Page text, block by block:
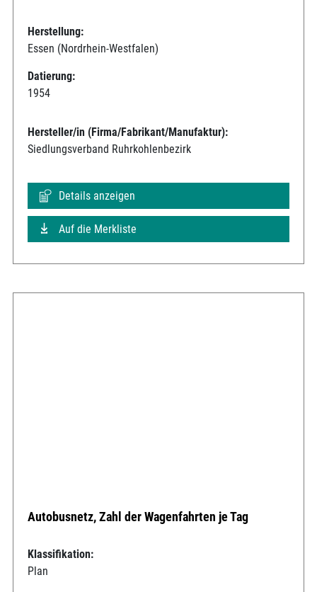
Herstellung:
Essen (Nordrhein-Westfalen)
Datierung:
1954
Hersteller/in (Firma/Fabrikant/Manufaktur):
Siedlungsverband Ruhrkohlenbezirk
Details anzeigen
Auf die Merkliste
Autobusnetz, Zahl der Wagenfahrten je Tag
Klassifikation:
Plan